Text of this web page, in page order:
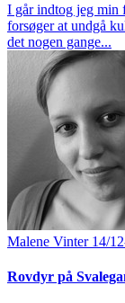
I går indtog jeg min
forsøger at undgå
det nogen gange...
Malene Vinter 14/
Rovdyr på